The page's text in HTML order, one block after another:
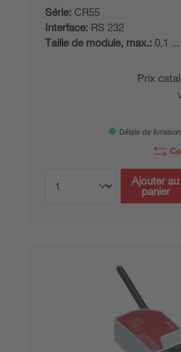
Série: CR55
Interface: RS 232
Taille de module, max.: 0,1
Prix
Délais de
Ajouter au
panier